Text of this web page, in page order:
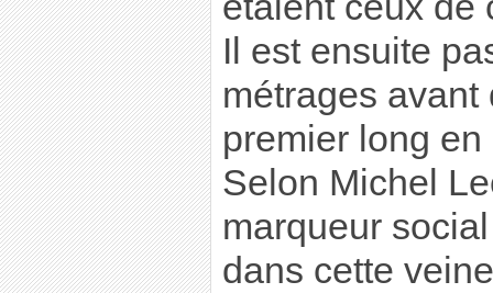
Il est ensuite
métrages
premier long en
Selon Michel
marqueur
dans cette